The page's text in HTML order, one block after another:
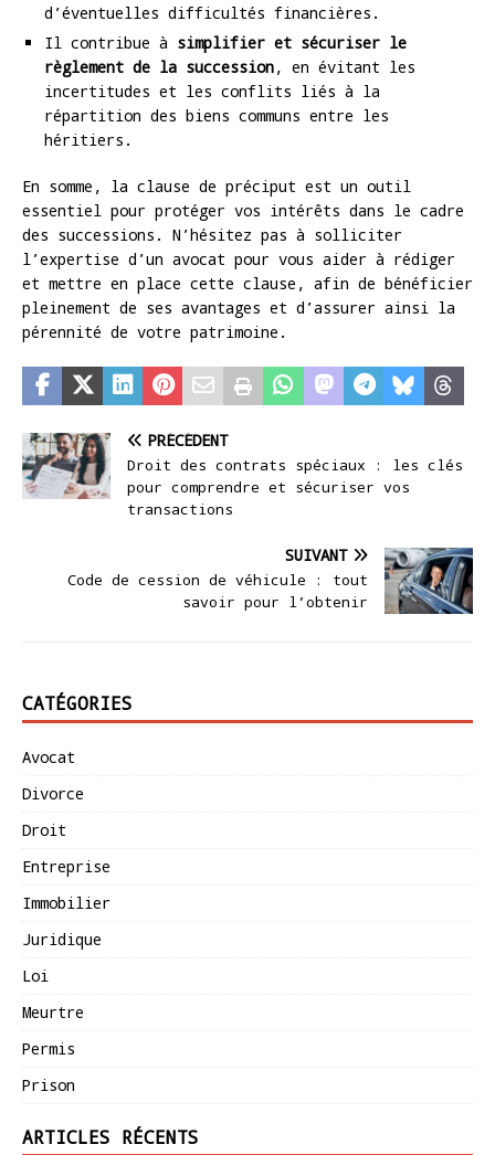
d’éventuelles difficultés financières.
Il contribue à simplifier et sécuriser le
règlement de la succession, en évitant les
incertitudes et les conflits liés à la
répartition des biens communs entre les
héritiers.
En somme, la clause de préciput est un outil
essentiel pour protéger vos intérêts dans le cadre
des successions. N’hésitez pas à solliciter
l’expertise d’un avocat pour vous aider à rédiger
et mettre en place cette clause, afin de bénéficier
pleinement de ses avantages et d’assurer ainsi la
pérennité de votre patrimoine.
PRÉCÉDENT
Droit des contrats spéciaux : les clés
pour comprendre et sécuriser vos
transactions
SUIVANT
Code de cession de véhicule : tout
savoir pour l’obtenir
CATÉGORIES
Avocat
Divorce
Droit
Entreprise
Immobilier
Juridique
Loi
Meurtre
Permis
Prison
ARTICLES RÉCENTS